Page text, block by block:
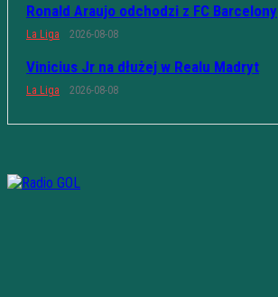
Ronald Araujo odchodzi z FC Barcelony
La Liga 2026-08-08
Vinicius Jr na dłużej w Realu Madryt
La Liga 2026-08-08